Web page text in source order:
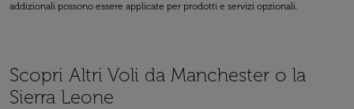
addizionali possono essere applicate per prodotti e servizi opzionali.
Scopri Altri Voli da Manchester o la
Sierra Leone